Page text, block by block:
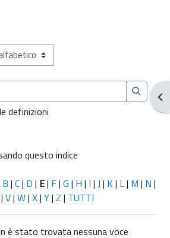
questo indice
Cerca
definizioni
questo indice
B | C| D | E| F| G | H | I | J | K | L| M | N |
| V| W| X| Y| Z | TUTTI
è stato trovata nessuna voce